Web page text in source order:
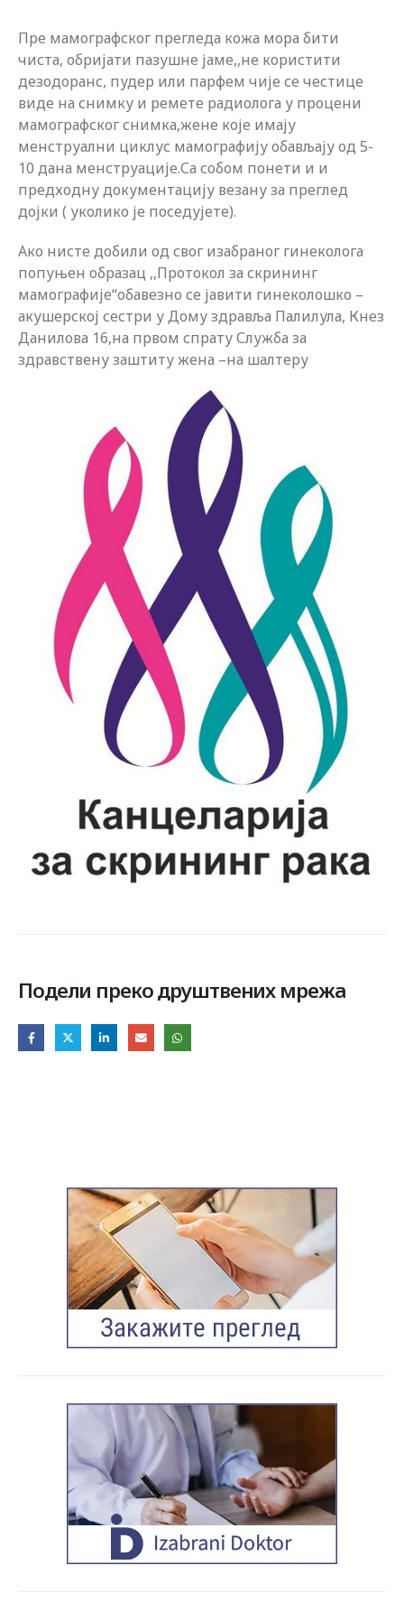
Пре мамографског прегледа кожа мора бити
чиста, обријати пазушне јаме,,не користити
дезодоранс, пудер или парфем чије се честице
виде на снимку и ремете радиолога у процени
мамографског снимка,жене које имају
менструални циклус мамографију обављају од 5-
10 дана менструације.Са собом понети и и
предходну документацију везану за преглед
дојки ( уколико је поседујете).
Ако нисте добили од свог изабраног гинеколога
попуњен образац ,,Протокол за скрининг
мамографије“обавезно се јавити гинеколошко –
акушерској сестри у Дому здравља Палилула, Кнез
Данилова 16,на првом спрату Служба за
здравствену заштиту жена –на шалтеру
Подели преко друштвених мрежа